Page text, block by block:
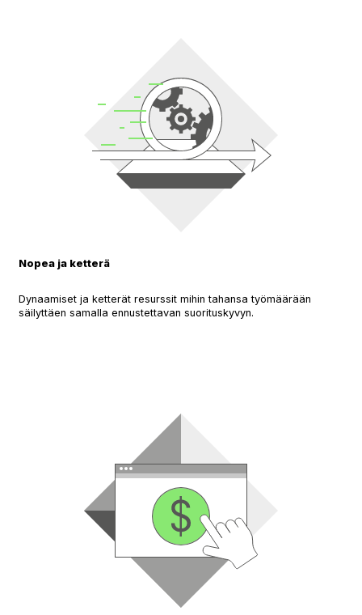
Nopea ja ketterä
Dynaamiset ja ketterät resurssit mihin tahansa työmäärään
säilyttäen samalla ennustettavan suorituskyvyn.